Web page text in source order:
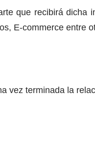
que recibirá dicha
E-commerce entre
vez terminada la